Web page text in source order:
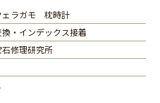
ェラガモ 枕時計
・インデックス接着
修理研究所